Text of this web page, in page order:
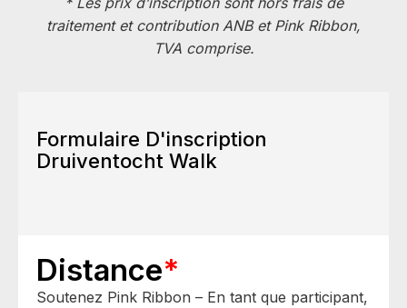
traitement et contribution ANB et Pink Ribbon,
TVA comprise.
Formulaire D'inscription
Druiventocht Walk
Distance*
Soutenez Pink Ribbon – En tant que participant,